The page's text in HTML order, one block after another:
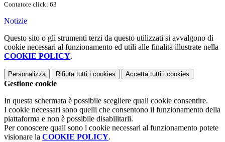
Contatore click: 63
Notizie
Questo sito o gli strumenti terzi da questo utilizzati si avvalgono di
cookie necessari al funzionamento ed utili alle finalità illustrate nella
COOKIE POLICY.
Personalizza Rifiuta tutti i cookies Accetta tutti i cookies
Gestione cookie
In questa schermata è possibile scegliere quali cookie consentire.
I cookie necessari sono quelli che consentono il funzionamento della
piattaforma e non è possibile disabilitarli.
Per conoscere quali sono i cookie necessari al funzionamento potete
visionare la COOKIE POLICY.